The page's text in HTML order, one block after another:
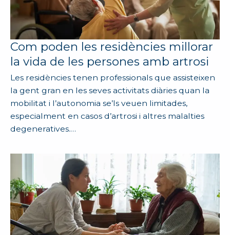
Com poden les residències millorar
la vida de les persones amb artrosi
Les residències tenen professionals que assisteixen
la gent gran en les seves activitats diàries quan la
mobilitat i l’autonomia se’ls veuen limitades,
especialment en casos d’artrosi i altres malalties
degeneratives.…